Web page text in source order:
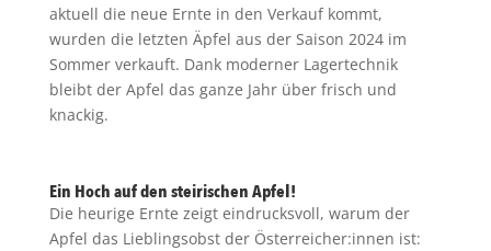
aktuell die neue Ernte in den Verkauf kommt,
wurden die letzten Äpfel aus der Saison 2024 im
Sommer verkauft. Dank moderner Lagertechnik
bleibt der Apfel das ganze Jahr über frisch und
knackig.
Ein Hoch auf den steirischen Apfel!
Die heurige Ernte zeigt eindrucksvoll, warum der
Apfel das Lieblingsobst der Österreicher:innen ist: